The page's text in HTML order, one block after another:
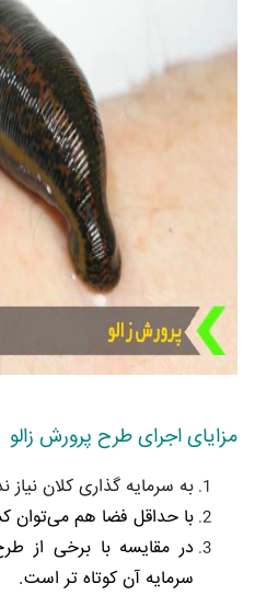
مزایای اجرای طرح پرورش زالو
به سرمایه گذاری کلان نیاز
با حداقل فضا هم می‌توان
در مقایسه با برخی از
سرمایه آن کوتاه تر است.